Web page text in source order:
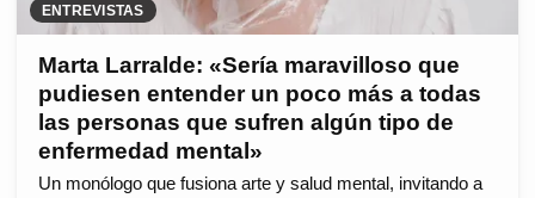
ENTREVISTAS
Marta Larralde: «Sería maravilloso que
pudiesen entender un poco más a todas
las personas que sufren algún tipo de
enfermedad mental»
Un monólogo que fusiona arte y salud mental, invitando a